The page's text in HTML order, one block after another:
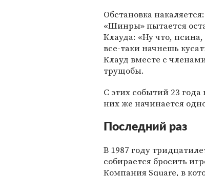
Обстановка
«Шинры» пытается
Клауда: «Ну что,
все-таки начнешь
Клауд вместе с
трущобы.
С этих событий 23
них же начинается
Последний раз
В 1987 году
собирается бросить
Компания Square, в